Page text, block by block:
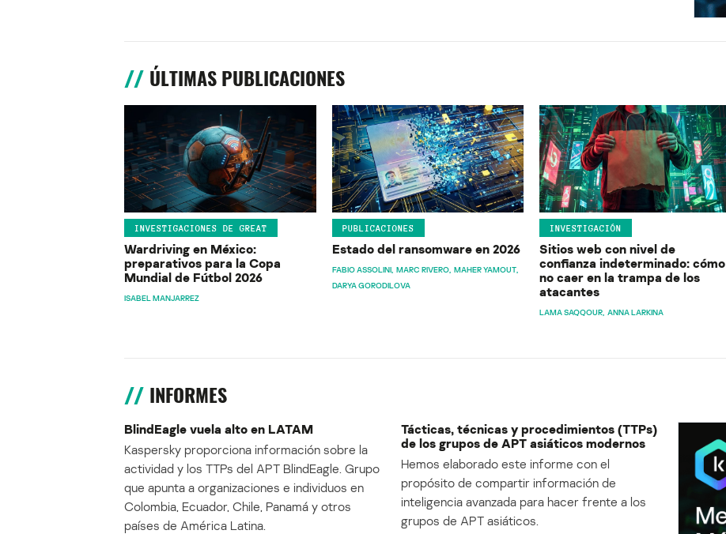
ÚLTIMAS PUBLICACIONES
INVESTIGACIONES DE GREAT
Wardriving en México:
preparativos para la Copa
Mundial de Fútbol 2026
ISABEL MANJARREZ
PUBLICACIONES
Estado del ransomware en 2026
FABIO ASSOLINI MARC RIVERO MAHER YAMOUT
DARYA GORODILOVA
INVESTIGACIÓN
Sitios web con nivel de
confianza indeterminado: cómo
no caer en la trampa de los
atacantes
LAMA SAQQOUR ANNA LARKINA
INFORMES
BlindEagle vuela alto en LATAM
Kaspersky proporciona información sobre la
actividad y los TTPs del APT BlindEagle. Grupo
que apunta a organizaciones e individuos en
Colombia, Ecuador, Chile, Panamá y otros
países de América Latina.
Tácticas, técnicas y procedimientos (TTPs)
de los grupos de APT asiáticos modernos
Hemos elaborado este informe con el
propósito de compartir información de
inteligencia avanzada para hacer frente a los
grupos de APT asiáticos.